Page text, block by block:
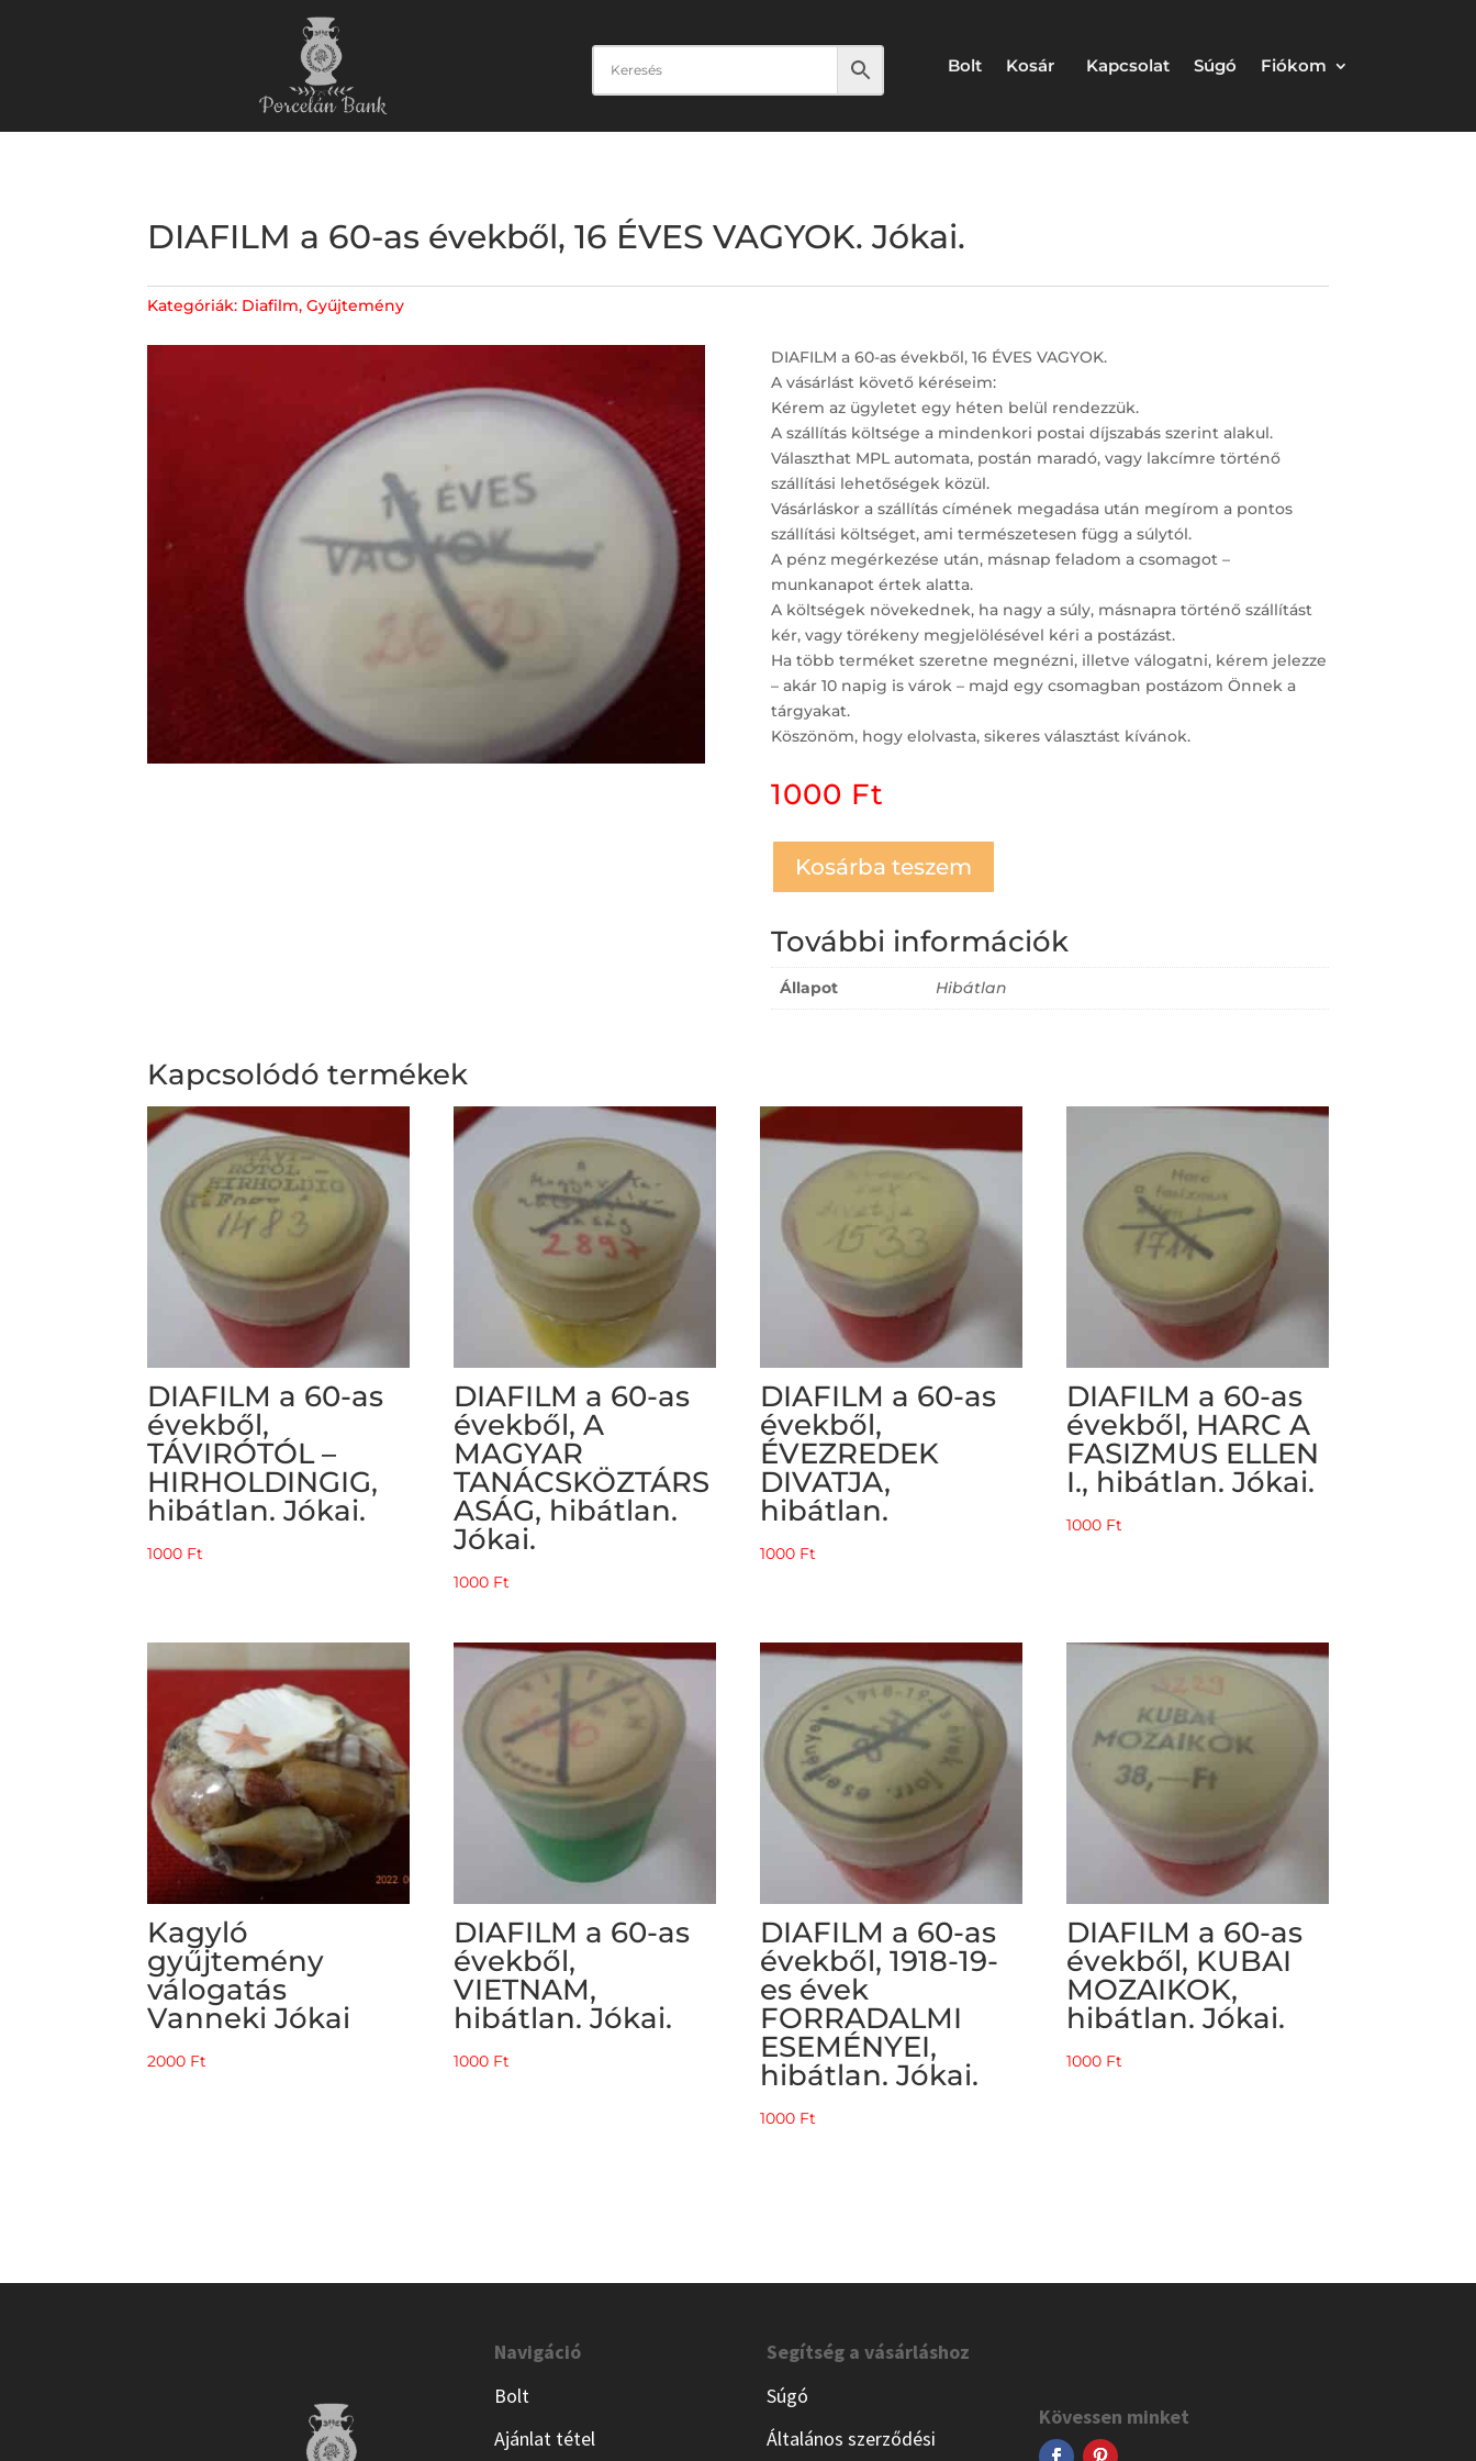
Bolt Kosár Kapcsolat Súgó Fiókom
DIAFILM a 60-as évekből, 16 ÉVES VAGYOK. Jókai.
Kategóriák: Diafilm,Gyűjtemény
DIAFILM a 60-as évekből, 16 ÉVES VAGYOK.
A vásárlást követő kéréseim:
Kérem az ügyletet egy héten belül rendezzük.
A szállítás költsége a mindenkori postai díjszabás szerint alakul.
Választhat MPL automata, postán maradó, vagy lakcímre történő
szállítási lehetőségek közül.
Vásárláskor a szállítás címének megadása után megírom a pontos
szállítási költséget, ami természetesen függ a súlytól.
A pénz megérkezése után, másnap feladom a csomagot –
munkanapot értek alatta.
A költségek növekednek, ha nagy a súly, másnapra történő szállítást
kér, vagy törékeny megjelölésével kéri a postázást.
Ha több terméket szeretne megnézni, illetve válogatni, kérem jelezze
– akár 10 napig is várok – majd egy csomagban postázom Önnek a
tárgyakat.
Köszönöm, hogy elolvasta, sikeres választást kívánok.
1000 Ft
Kosárba teszem
További információk
Állapot Hibátlan
Kapcsolódó termékek
DIAFILM a 60-as
évekből,
TÁVIRÓTÓL –
HIRHOLDINGIG,
hibátlan. Jókai.
1000 Ft
DIAFILM a 60-as
évekből, A
MAGYAR
TANÁCSKÖZTÁRS
ASÁG, hibátlan.
Jókai.
1000 Ft
DIAFILM a 60-as
évekből,
ÉVEZREDEK
DIVATJA,
hibátlan.
1000 Ft
DIAFILM a 60-as
évekből, HARC A
FASIZMUS ELLEN
I., hibátlan. Jókai.
1000 Ft
Kagyló
gyűjtemény
válogatás
Vanneki Jókai
2000 Ft
DIAFILM a 60-as
évekből,
VIETNAM,
hibátlan. Jókai.
1000 Ft
DIAFILM a 60-as
évekből, 1918-19-
es évek
FORRADALMI
ESEMÉNYEI,
hibátlan. Jókai.
1000 Ft
DIAFILM a 60-as
évekből, KUBAI
MOZAIKOK,
hibátlan. Jókai.
1000 Ft
Navigáció
Bolt
Ajánlat tétel
Segítség a vásárláshoz
Súgó
Általános szerződési
Kövessen minket